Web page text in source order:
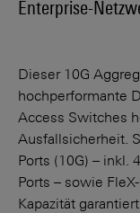
Enterprise-
Dieser 10G
hochperformante
Access Switches
Ausfallsicherheit.
Ports (10G) – inkl.
Ports – sowie
Kapazität